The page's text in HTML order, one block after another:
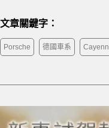
文章關鍵字：
Porsche 德國車系